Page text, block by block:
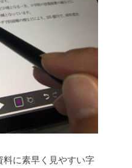
料に素早く見やすい字